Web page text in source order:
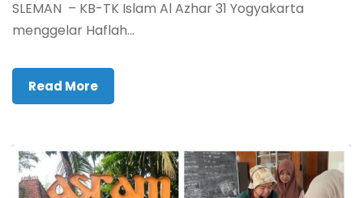
SLEMAN – KB-TK Islam Al Azhar 31 Yogyakarta
menggelar Haflah...
Read More